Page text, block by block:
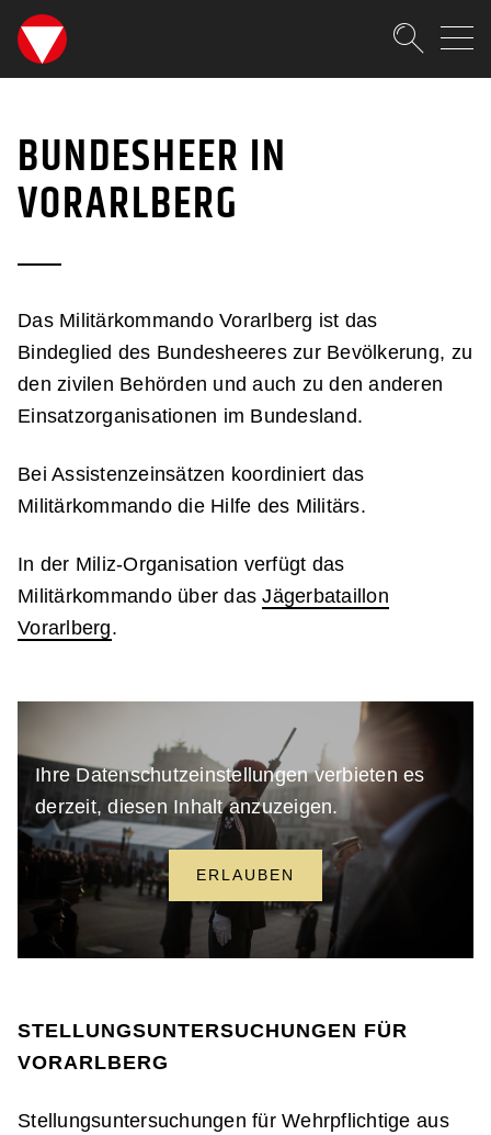
SKIPLINKS
VORARLBERG
BUNDESHEER IN
VORARLBERG
Das Militärkommando Vorarlberg ist das
Bindeglied des Bundesheeres zur Bevölkerung, zu
den zivilen Behörden und auch zu den anderen
Einsatzorganisationen im Bundesland.
Bei Assistenzeinsätzen koordiniert das
Militärkommando die Hilfe des Militärs.
In der Miliz-Organisation verfügt das
Militärkommando über dasJägerbataillon
Vorarlberg.
Ihre Datenschutzeinstellungen verbieten es
derzeit, diesen Inhalt anzuzeigen.
ERLAUBEN
STELLUNGSUNTERSUCHUNGEN FÜR
VORARLBERG
Stellungsuntersuchungen für Wehrpflichtige aus